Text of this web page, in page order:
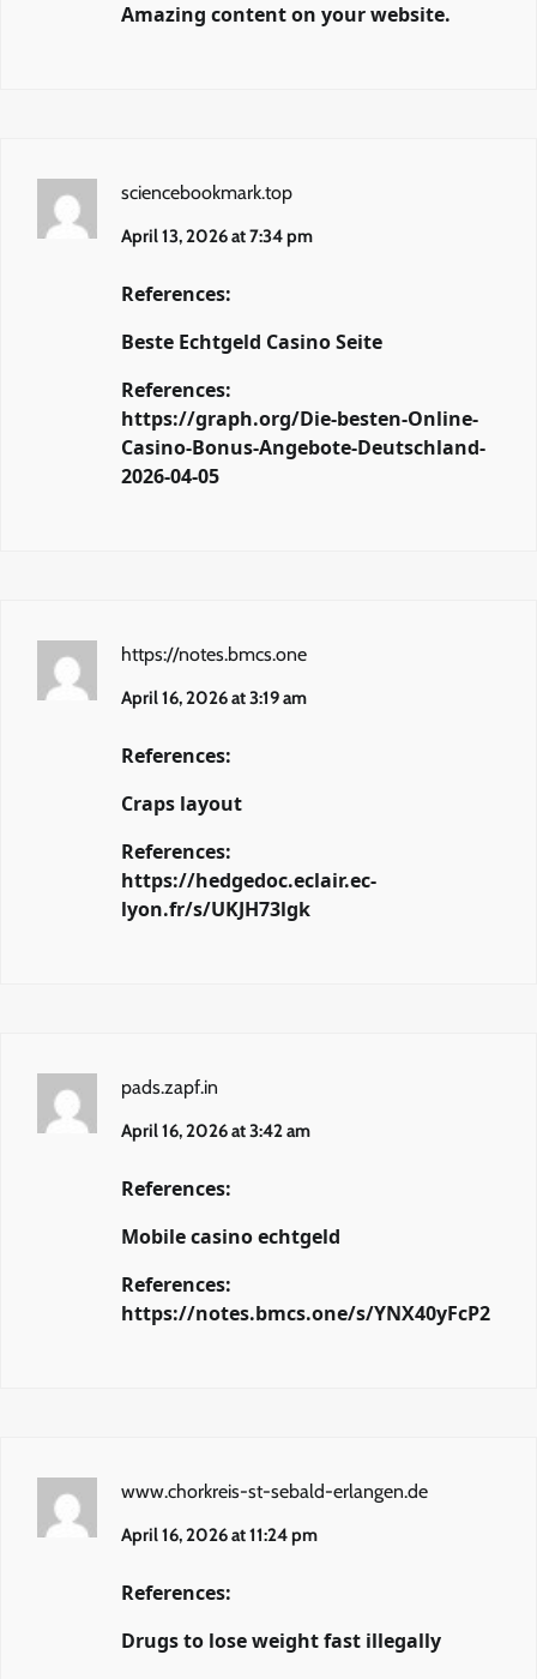
Amazing content on your website.
sciencebookmark.top
April 13, 2026 at 7:34 pm
References:
Beste Echtgeld Casino Seite
References:
https://graph.org/Die-besten-Online-
Casino-Bonus-Angebote-Deutschland-
2026-04-05
https://notes.bmcs.one
April 16, 2026 at 3:19 am
References:
Craps layout
References:
https://hedgedoc.eclair.ec-
lyon.fr/s/UKJH73lgk
pads.zapf.in
April 16, 2026 at 3:42 am
References:
Mobile casino echtgeld
References:
https://notes.bmcs.one/s/YNX40yFcP2
www.chorkreis-st-sebald-erlangen.de
April 16, 2026 at 11:24 pm
References:
Drugs to lose weight fast illegally